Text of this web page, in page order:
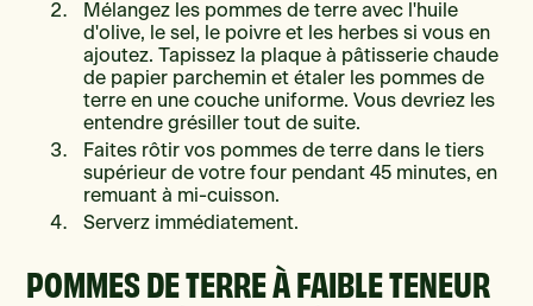
Mélangez les pommes de terre avec l'huile
d'olive, le sel, le poivre et les herbes si vous en
ajoutez. Tapissez la plaque à pâtisserie chaude
de papier parchemin et étaler les pommes de
terre en une couche uniforme. Vous devriez les
entendre grésiller tout de suite.
Faites rôtir vos pommes de terre dans le tiers
supérieur de votre four pendant 45 minutes, en
remuant à mi-cuisson.
Serverz immédiatement.
POMMES DE TERRE À FAIBLE TENEUR